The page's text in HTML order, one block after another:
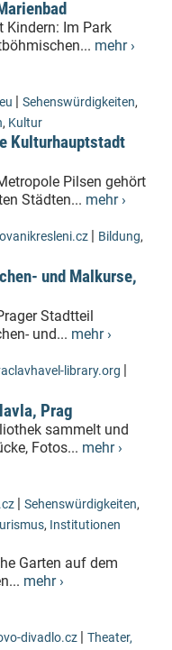
Kindern: Im Park
mehr ›
| Sehenswürdigkeiten,
, Kultur
Kulturhauptstadt
Pilsen gehört
Städten... mehr ›
| Bildung,
und Malkurse,
Stadtteil
und... mehr ›
library.org |
Prag
sammelt und
Fotos... mehr ›
| Sehenswürdigkeiten,
, Institutionen
Garten auf dem
mehr ›
divadlo.cz | Theater,